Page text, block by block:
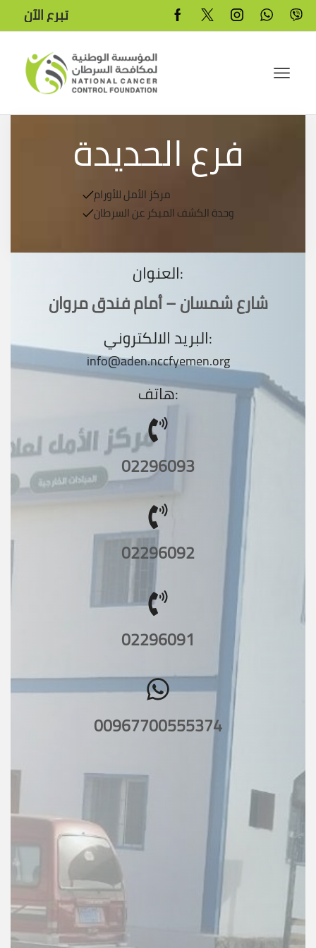
تبرع الآن
فرع الحديدة
مركز الأمل للأورام
وحدة الكشف المبكر عن السرطان
العنوان:
شارع شمسان – أمام فندق مروان
البريد الالكتروني:
info@aden.nccfyemen.org
هاتف:
02296093
02296092
02296091
00967700555374